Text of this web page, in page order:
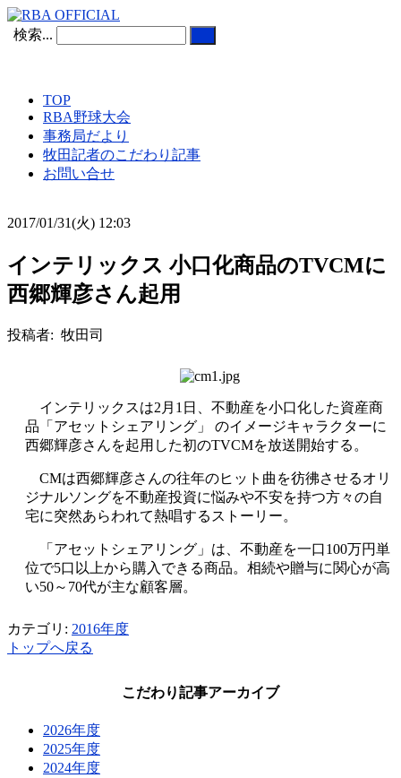
検索...
TOP
RBA野球大会
事務局だより
牧田記者のこだわり記事
お問い合せ
2017/01/31(火) 12:03
インテリックス 小口化商品のTVCMに
西郷輝彦さん起用
投稿者: 牧田司
インテリックスは2月1日、不動産を小口化した資産商
品「アセットシェアリング」 のイメージキャラクターに
西郷輝彦さんを起用した初のTVCMを放送開始する。
CMは西郷輝彦さんの往年のヒット曲を彷彿させるオリ
ジナルソングを不動産投資に悩みや不安を持つ方々の自
宅に突然あらわれて熱唱するストーリー。
「アセットシェアリング」は、不動産を一口100万円単
位で5口以上から購入できる商品。相続や贈与に関心が高
い50～70代が主な顧客層。
カテゴリ: 2016年度
トップへ戻る
こだわり記事アーカイブ
2026年度
2025年度
2024年度